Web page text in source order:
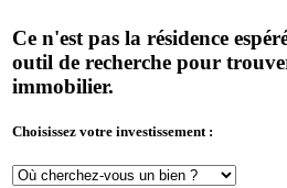
Ce n'est pas la résidence
outil de recherche pour
immobilier.
Choisissez votre investissement :